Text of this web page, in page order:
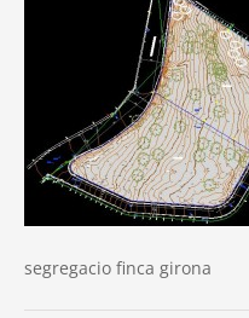
segregacio finca girona